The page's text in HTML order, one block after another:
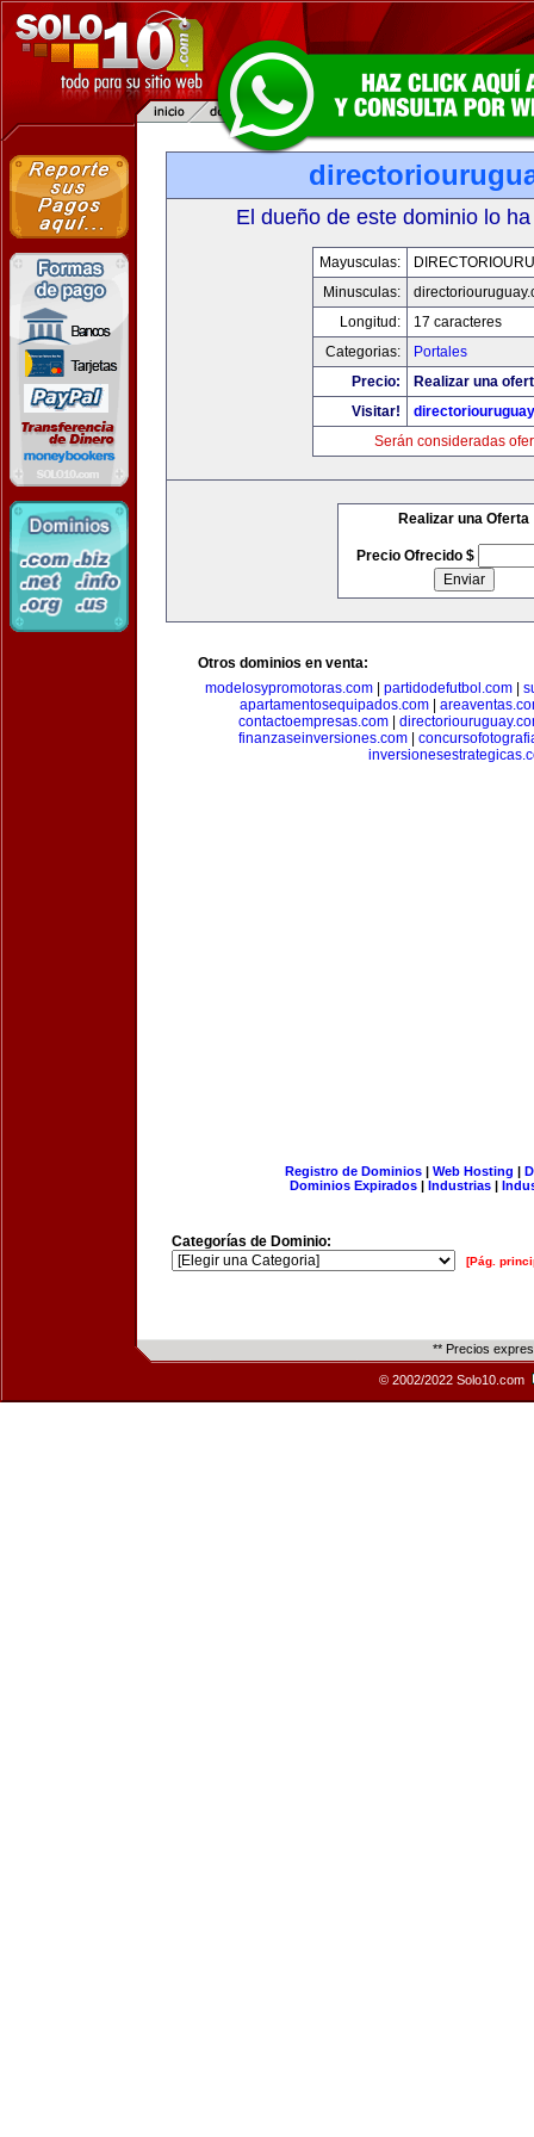
El dueño de este dominio lo
Mayusculas:
Minusculas:
Longitud:
17 caracteres
Categorias:
Portales
Precio:
Realizar una
Visitar!
Serán consideradas
Realizar una Oferta
Precio Ofrecido $
Otros dominios en venta:
modelosypromotoras.com| partidodefutbol.com|
apartamentosequipados.com|
contactoempresas.com
finanzaseinversiones.com
Registro de Dominios| Web Hosting |
Dominios Expirados | Industrias |
Categorías de Dominio:
[Pág.
** Precios
© 2002/2022 Solo10.com